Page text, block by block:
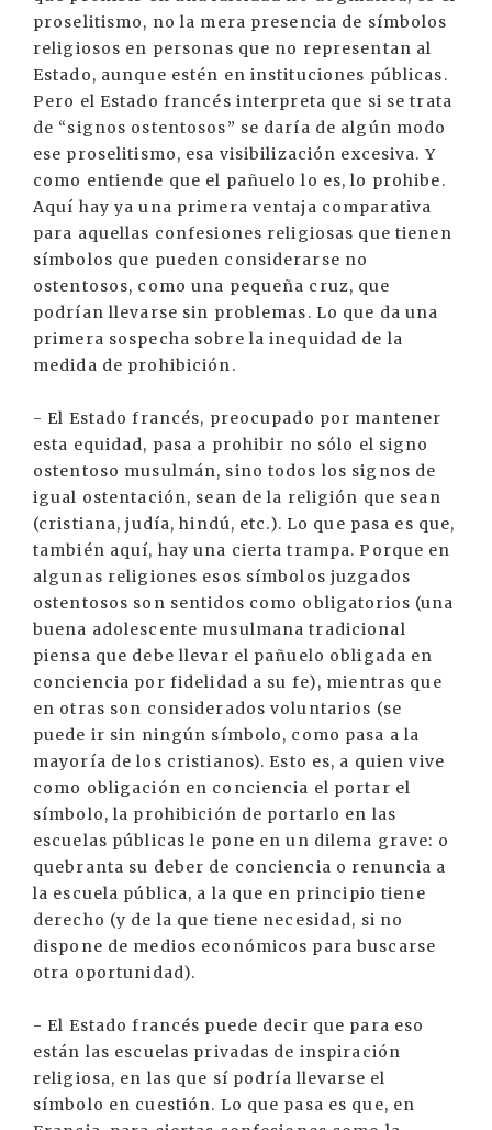
proselitismo, no la mera presencia de símbolos
religiosos en personas que no representan al
Estado, aunque estén en instituciones públicas.
Pero el Estado francés interpreta que si se trata
de “signos ostentosos” se daría de algún modo
ese proselitismo, esa visibilización excesiva. Y
como entiende que el pañuelo lo es, lo prohibe.
Aquí hay ya una primera ventaja comparativa
para aquellas confesiones religiosas que tienen
símbolos que pueden considerarse no
ostentosos, como una pequeña cruz, que
podrían llevarse sin problemas. Lo que da una
primera sospecha sobre la inequidad de la
medida de prohibición.
- El Estado francés, preocupado por mantener
esta equidad, pasa a prohibir no sólo el signo
ostentoso musulmán, sino todos los signos de
igual ostentación, sean de la religión que sean
(cristiana, judía, hindú, etc.). Lo que pasa es que,
también aquí, hay una cierta trampa. Porque en
algunas religiones esos símbolos juzgados
ostentosos son sentidos como obligatorios (una
buena adolescente musulmana tradicional
piensa que debe llevar el pañuelo obligada en
conciencia por fidelidad a su fe), mientras que
en otras son considerados voluntarios (se
puede ir sin ningún símbolo, como pasa a la
mayoría de los cristianos). Esto es, a quien vive
como obligación en conciencia el portar el
símbolo, la prohibición de portarlo en las
escuelas públicas le pone en un dilema grave: o
quebranta su deber de conciencia o renuncia a
la escuela pública, a la que en principio tiene
derecho (y de la que tiene necesidad, si no
dispone de medios económicos para buscarse
otra oportunidad).
- El Estado francés puede decir que para eso
están las escuelas privadas de inspiración
religiosa, en las que sí podría llevarse el
símbolo en cuestión. Lo que pasa es que, en